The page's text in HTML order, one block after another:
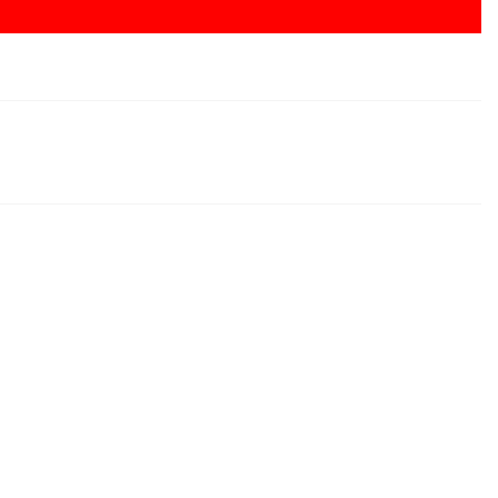
bölgelerinde 27/06/2026 10:00:00 -
kesintisi yapılacaktır.
Sk.,HASANPAŞA Köyü YENİ Mah. HACI VELİ
Sebebi ile İş Sağlığı ve Güvenliği'ni de